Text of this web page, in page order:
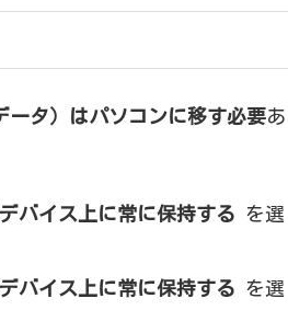
ータ）はパソコンに移す必要あ
バイス上に常に保持する を選
バイス上に常に保持する を選